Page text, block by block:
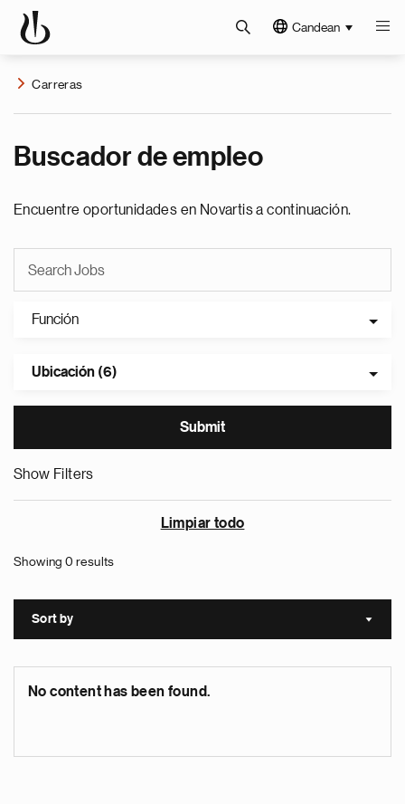
Candean
Carreras
Buscador de empleo
Encuentre oportunidades en Novartis a continuación.
Función
Ubicación (6)
Show Filters
Limpiar todo
Showing 0 results
Sort by Sort
No content has been found.